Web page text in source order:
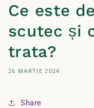
Ce este
scutec și
trata?
26 MARTIE 2024
Share